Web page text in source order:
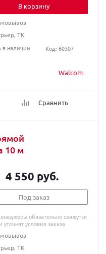
Walcom
Сравнить
В корзину
ТК
в наличии
Код: 60307
10 м
4 550 руб.
Под заказ
обязательно свяжутся
уточнят условия заказа
ТК